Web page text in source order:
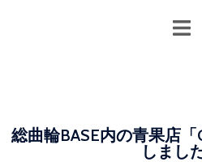
総曲輪BASE内の青果店
しまし